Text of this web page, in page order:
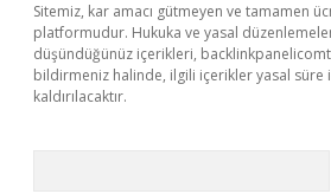
Sitemiz, kar amacı gütmeyen ve tamamen
platformudur. Hukuka ve yasal
düşündüğünüz içerikleri,
bildirmeniz halinde, ilgili içerikler yasal süre
kaldırılacaktır.